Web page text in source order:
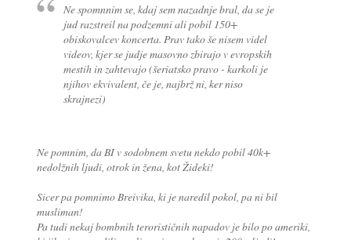
Ne spomnnim se, kdaj sem nazadnje bral, da se je
jud razstreil na podzemni ali pobil 150+
obiskovalcev koncerta. Prav tako še nisem videl
videov, kjer se judje masovno zbirajo v evropskih
mestih in zahtevajo (šeriatsko pravo - karkoli je
njihov ekvivalent, če je, najbrž ni, ker niso
skrajnezi)
Ne pomnim, da BI v sodobnem svetu nekdo pobil 40k+
nedolžnih ljudi, otrok in žena, kot Žideki!
Sicer pa pomnimo Breivika, ki je naredil pokol, pa ni bil
musliman!
Pa tudi nekaj bombnih terorističnih napadov je bilo po ameriki,